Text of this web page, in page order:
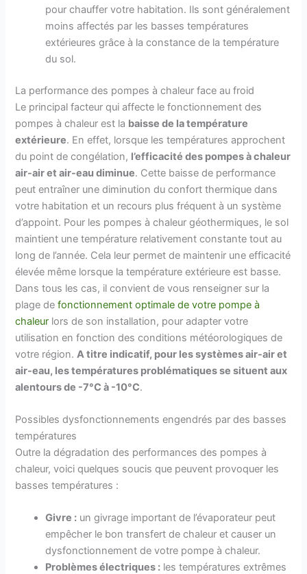
pour chauffer votre habitation. Ils sont généralement
moins affectés par les basses températures
extérieures grâce à la constance de la température
du sol.
La performance des pompes à chaleur face au froid
Le principal facteur qui affecte le fonctionnement des
pompes à chaleur est la baisse de la température
extérieure. En effet, lorsque les températures approchent
du point de congélation, l’efficacité des pompes à chaleur
air-air et air-eau diminue. Cette baisse de performance
peut entraîner une diminution du confort thermique dans
votre habitation et un recours plus fréquent à un système
d’appoint. Pour les pompes à chaleur géothermiques, le sol
maintient une température relativement constante tout au
long de l’année. Cela leur permet de maintenir une efficacité
élevée même lorsque la température extérieure est basse.
Dans tous les cas, il convient de vous renseigner sur la
plage defonctionnement optimale de votre pompe à
chaleur lors de son installation, pour adapter votre
utilisation en fonction des conditions météorologiques de
votre région. A titre indicatif, pour les systèmes air-air et
air-eau, les températures problématiques se situent aux
alentours de -7°C à -10°C.
Possibles dysfonctionnements engendrés par des basses
températures
Outre la dégradation des performances des pompes à
chaleur, voici quelques soucis que peuvent provoquer les
basses températures :
Givre : un givrage important de l’évaporateur peut
empêcher le bon transfert de chaleur et causer un
dysfonctionnement de votre pompe à chaleur.
Problèmes électriques : les températures extrêmes